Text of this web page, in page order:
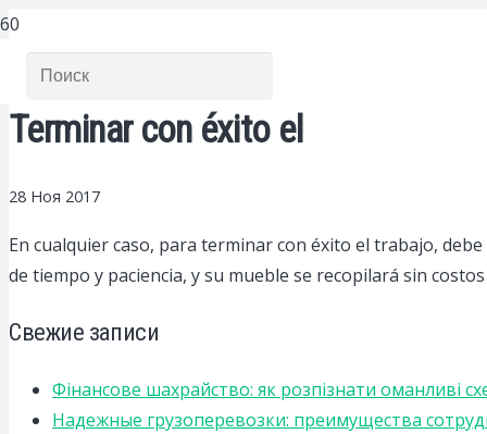
Terminar con éxito el
28 Ноя 2017
En cualquier caso, para terminar con éxito el trabajo,
de tiempo y paciencia, y su mueble se recopilará sin
Свежие записи
Фінансове шахрайство: як розпізнати оманливі
Надежные грузоперевозки: преимущества